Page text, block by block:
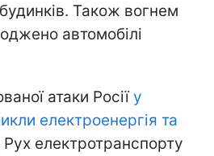
Також вогнем
автомобілі
атаки Росіїу
електроенергія та
Рух електротранспорту